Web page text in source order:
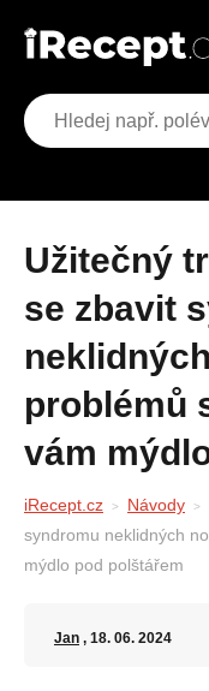
Užitečný trik od babiček jak
se zbavit
problémů
vám
iRecept.cz Návody
syndromu neklidných
mýdlo pod polštářem
Jan , 18. 06. 2024